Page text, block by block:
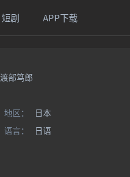
短剧 APP下载
渡部笃郎
地区：
日本
语言：
日语